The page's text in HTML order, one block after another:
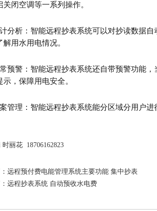
关闭空调等一系列操作。
分析：智能远程抄表系统可以对抄读数据
解用水用电情况。
预警：智能远程抄表系统还自带预警功能
示，保障用电安全。
管理：智能远程抄表系统能分区域分用户
时丽花 18706162823
远程预付费电能管理系统主要功能 集中抄表
远程抄表系统 自动预收水电费